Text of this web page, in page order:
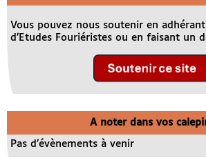
Vous pouvez nous soutenir en adhérant
d’Etudes Fouriéristes ou en faisant un
A noter dans vos
Pas d’évènements à venir